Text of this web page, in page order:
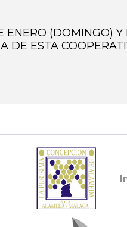
ENERO (DOMINGO)
DE ESTA